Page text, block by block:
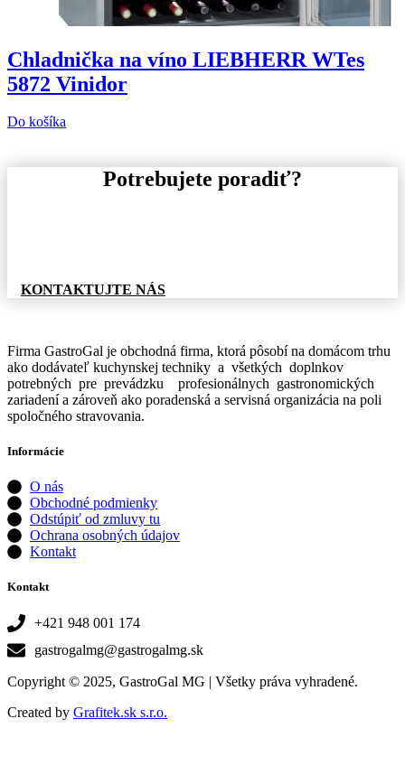
Chladnička na víno LIEBHERR WTes
5872 Vinidor
Do košíka
Potrebujete poradiť?
KONTAKTUJTE NÁS
Firma GastroGal je obchodná firma, ktorá pôsobí na domácom trhu
ako dodávateľ kuchynskej techniky a všetkých doplnkov
potrebných pre prevádzku profesionálnych gastronomických
zariadení a zároveň ako poradenská a servisná organizácia na poli
spoločného stravovania.
Informácie
O nás
Obchodné podmienky
Odstúpiť od zmluvy tu
Ochrana osobných údajov
Kontakt
Kontakt
+421 948 001 174
gastrogalmg@gastrogalmg.sk
Copyright © 2025, GastroGal MG | Všetky práva vyhradené.
Created by Grafitek.sk s.r.o.